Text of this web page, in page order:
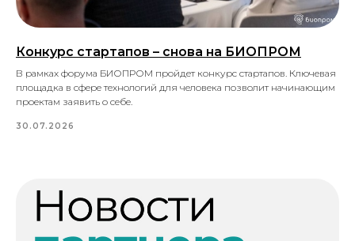
Конкурс стартапов – снова на БИОПРОМ
В рамках форума БИОПРОМ пройдет конкурс стартапов. Ключевая
площадка в сфере технологий для человека позволит начинающим
проектам заявить о себе.
30.07.2026